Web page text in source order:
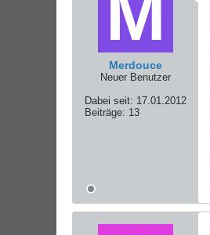
Merdouce
Neuer Benutzer
Dabei seit: 17.01.2012
Beiträge: 13